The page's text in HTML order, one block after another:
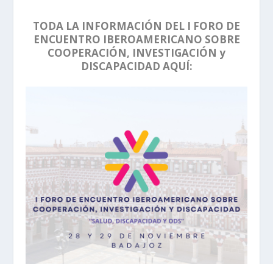
TODA LA INFORMACIÓN DEL I FORO DE
ENCUENTRO IBEROAMERICANO SOBRE
COOPERACIÓN, INVESTIGACIÓN y
DISCAPACIDAD AQUÍ: